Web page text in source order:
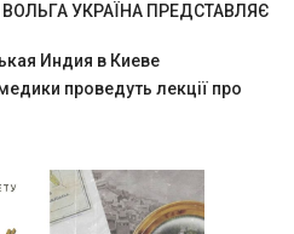
УКРАЇНА ПРЕДСТАВЛЯЄ
Индия в Киеве
проведуть лекції про